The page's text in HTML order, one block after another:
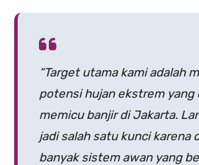
“Target utama kami adalah
potensi hujan ekstrem yang
memicu banjir di Jakarta.
jadi salah satu kunci karena
banyak sistem awan yang